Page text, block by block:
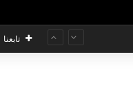
تابعنا